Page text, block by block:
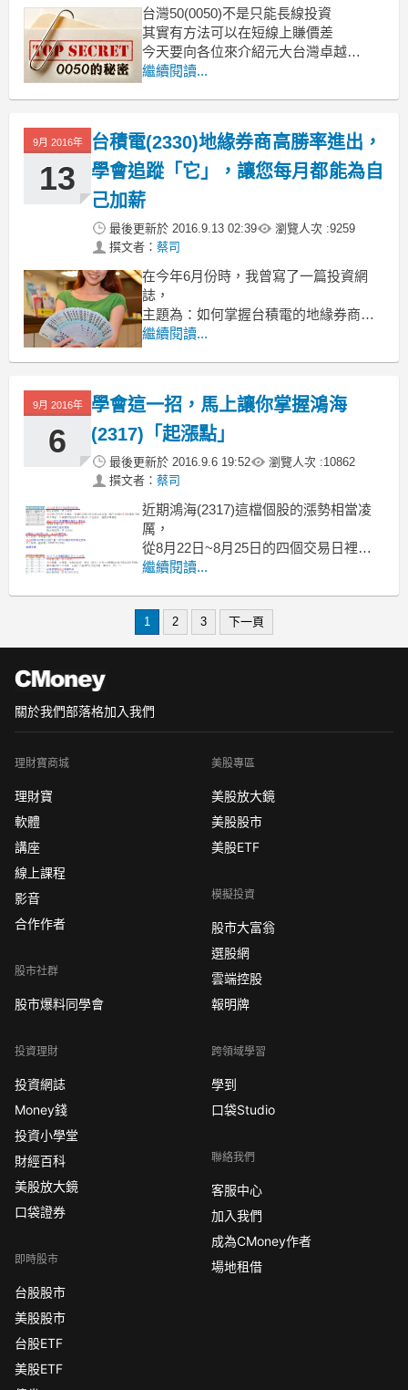
台灣50(0050)不是只能長線投資
其實有方法可以在短線上賺價差
今天要向各位來介紹元大台灣卓越
50(0050)的ETF，以下簡稱台灣50，
相信只要是台股市場的投資人，都會有
聽過這檔ETF，
繼續閱讀...
9月 2016年
13
台積電(2330)地緣券商高勝率進出，
學會追蹤「它」，讓您每月都能為自
己加薪
最後更新於 2016.9.13 02:39 瀏覽人次 :9259
撰文者： 蔡司
在今年6月份時，我曾寫了一篇投資網
誌，
主題為：如何掌握台積電的地緣券商，
穩定又好賺的手法大公開，
在網誌當中，有詳述如何找出台積電
(2330)地緣券商的方法，
而這家地緣券商近期又如法泡製，再度
賺了一筆。
繼續閱讀...
9月 2016年
6
學會這一招，馬上讓你掌握鴻海
(2317)「起漲點」
最後更新於 2016.9.6 19:52 瀏覽人次 :10862
撰文者： 蔡司
近期鴻海(2317)這檔個股的漲勢相當凌
厲，
從8月22日~8月25日的四個交易日裡，
一共上漲了4.1%，
資料來源：網路圖片
繼續閱讀...
1 2 3 下一頁
關於我們部落格加入我們
理財寶商城
理財寶
軟體
講座
線上課程
影音
合作作者
股市社群
股市爆料同學會
投資理財
投資網誌
Money錢
投資小學堂
財經百科
美股放大鏡
口袋證券
即時股市
台股股市
美股股市
台股ETF
美股ETF
美股專區
美股放大鏡
美股股市
美股ETF
模擬投資
股市大富翁
選股網
雲端控股
報明牌
跨領域學習
學到
口袋Studio
聯絡我們
客服中心
加入我們
成為CMoney作者
場地租借